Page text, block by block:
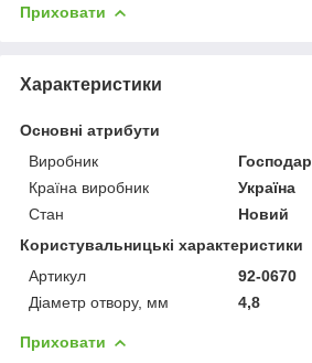
Приховати
Характеристики
Основні атрибути
Виробник
Господар
Країна виробник
Україна
Стан
Новий
Користувальницькі характеристики
Артикул
92-0670
Діаметр отвору, мм
4,8
Приховати